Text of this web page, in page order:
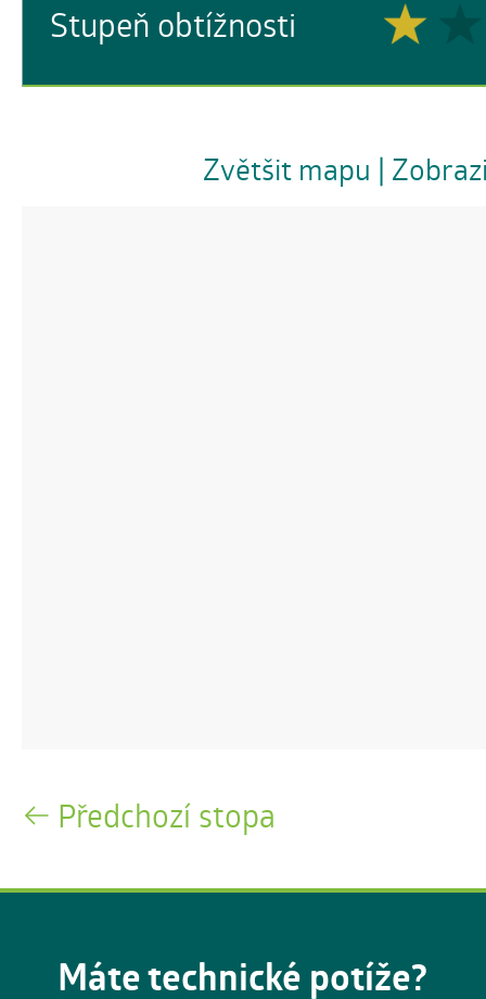
Stupeň obtížnosti
Zvětšit mapu |
Předchozí stopa
Máte technické potíže?